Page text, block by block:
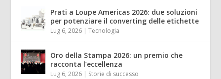
Prati a Loupe Americas 2026: due soluzioni
per potenziare il converting delle etichette
Lug 6, 2026 |Tecnologia
Oro della Stampa 2026: un premio che
racconta l’eccellenza
Lug 6, 2026 | Storie di successo